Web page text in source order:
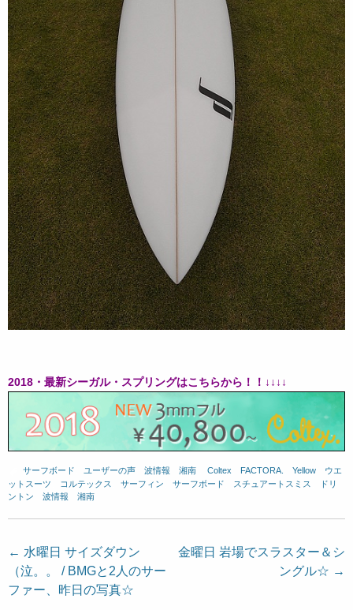
2018・最新シーガル・スプリングはこちらから！！↓↓↓↓
サーフボード ユーザーの声 波情報 湘南 Coltex FACTORA. Yellow
ウエ
ットスーツ
コルテックス サーフィン サーフボード スチュアートスミス
ドリ
ントン
波情報 湘南
投
稿
ナ
← 水曜日 サイズダウン
（泣。。 / BMGと2人のサー
ファー、昨日の写真☆
金曜日 岩場でスラスター＆シ
ングル☆ →